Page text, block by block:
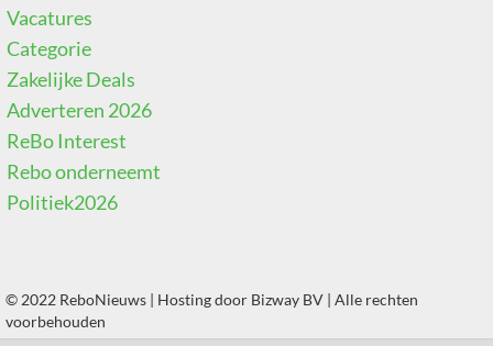
Vacatures
Categorie
Zakelijke Deals
Adverteren 2026
ReBo Interest
Rebo onderneemt
Politiek2026
© 2022 ReboNieuws | Hosting door Bizway BV | Alle rechten
voorbehouden